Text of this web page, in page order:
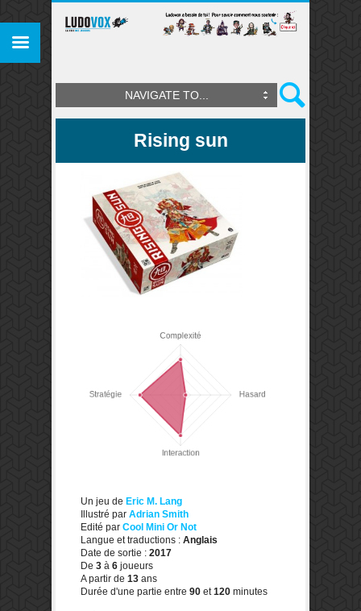
NAVIGATE TO...
Rising sun
Un jeu de Eric M. Lang
Illustré par Adrian Smith
Edité par Cool Mini Or Not
Langue et traductions : Anglais
Date de sortie : 2017
De 3 à 6 joueurs
A partir de 13 ans
Durée d'une partie entre 90 et120 minutes